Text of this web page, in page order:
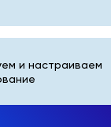
и настраиваем